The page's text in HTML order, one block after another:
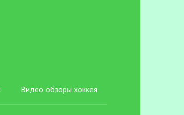
Видео обзоры хоккея